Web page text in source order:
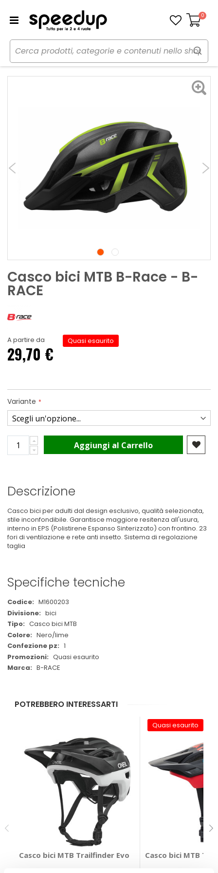
Carrello
0
Home Bici Caschi bici
Casco
Casco bici MTB B-Race
Casco bici MTB B-Race - B-
RACE
A partire da
29,70 €
Quasi esaurito
Variante
Aggiungi al Carrello
Descrizione
Casco bici per adulti dal design esclusivo, qualità selezionata,
stile inconfondibile. Garantisce maggiore resitenza all'usura,
interno in EPS (Polistirene Espanso Sinterizzato) con frontino. 23
fori di ventilazione e rete anti insetto. Sistema di regolazione
taglia
Specifiche tecniche
Maggiori
Informazioni
M1600203
bici
Casco bici MTB
Nero/lime
1
Quasi esaurito
B-RACE
POTREBBERO INTERESSARTI
Casco bici MTB Trailfinder Evo
Quasi esaurito
Casco bici MTB